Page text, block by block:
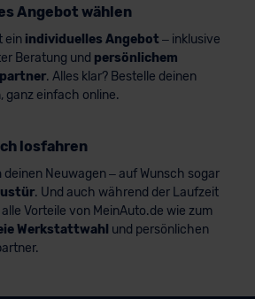
Angebot wählen
ein individuelles Angebot – inklusive
Beratung und persönlichem
. Alles klar? Bestelle deinen
ganz einfach online.
losfahren
deinen Neuwagen – auf Wunsch sogar
. Und auch während der Laufzeit
Vorteile von MeinAuto.de wie zum
Werkstattwahl und persönlichen